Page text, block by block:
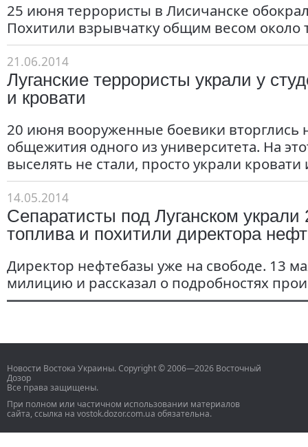
25 июня террористы в Лисичанске
Похитили взрывчатку общим весом около
21.06.2014
Луганские террористы украли у
и кровати
20 июня вооруженные боевики вторглись
общежития одного из университета. На
выселять не стали, просто украли
14.05.2014
Сепаратисты под Луганском украли
топлива и похитили директора
Директор нефтебазы уже на свободе. 13
милицию и рассказал о подробностях
Новости Востока Украины. Copyright © 2006—2026 Восточный
Дозор
Все права защищены.
При полном или частичном использовании материалов
сайта, ссылка на vostok.dozor.com.ua обязательна.